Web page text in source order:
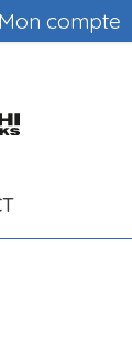
Mon compte